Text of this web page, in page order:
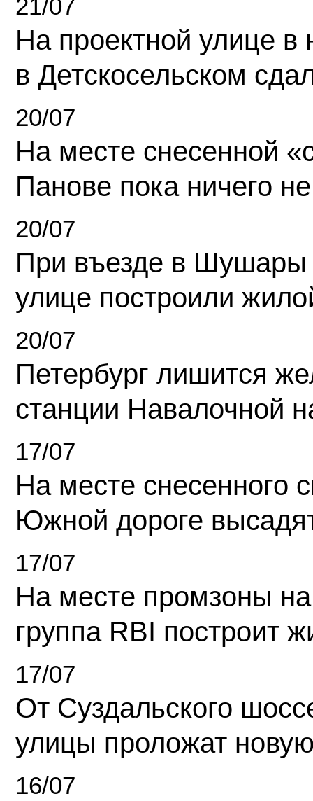
21/07
На проектной улице
в Детскосельском
20/07
На месте снесенной
Панове пока ничего
20/07
При въезде в Шушары
улице построили
20/07
Петербург лишится
станции Навалочной
17/07
На месте снесенного
Южной дороге
17/07
На месте промзоны
группа RBI построит
17/07
От Суздальского
улицы проложат
16/07